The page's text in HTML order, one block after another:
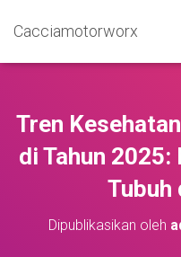
Cacciamotorworx
Tren
di Tahun 2025:
Tubuh
Dipublikasikan oleh